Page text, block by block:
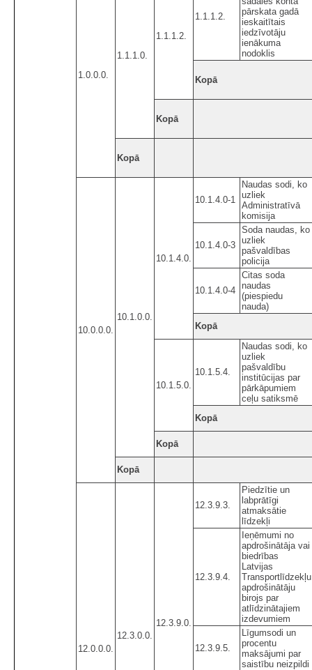
1.0.0.0.
1.1.1.0.
1.1.1.2.
1.1.1.2.
pārskata gadā
ieskaitītais
iedzīvotāju
ienākuma
nodoklis
Kopā
Kopā
Kopā
10.0.0.0.
10.1.0.0.
10.1.4.0.
10.1.4.0-1
Naudas sodi, ko
uzliek
Administratīvā
komisija
10.1.4.0-3
Soda naudas, ko
uzliek
pašvaldības
policija
10.1.4.0-4
Citas soda
naudas
(piespiedu
nauda)
Kopā
10.1.5.0.
10.1.5.4.
Naudas sodi, ko
uzliek
pašvaldību
institūcijas par
pārkāpumiem
ceļu satiksmē
Kopā
Kopā
Kopā
12.0.0.0.
12.3.0.0.
12.3.9.0.
12.3.9.3.
Piedzītie un
labprātīgi
atmaksātie
līdzekļi
12.3.9.4.
Ieņēmumi no
apdrošinātāja vai
biedrības
Latvijas
Transportlīdzekļu
apdrošinātāju
birojs par
atlīdzinātajiem
izdevumiem
12.3.9.5.
Līgumsodi un
procentu
maksājumi par
saistību neizpildi